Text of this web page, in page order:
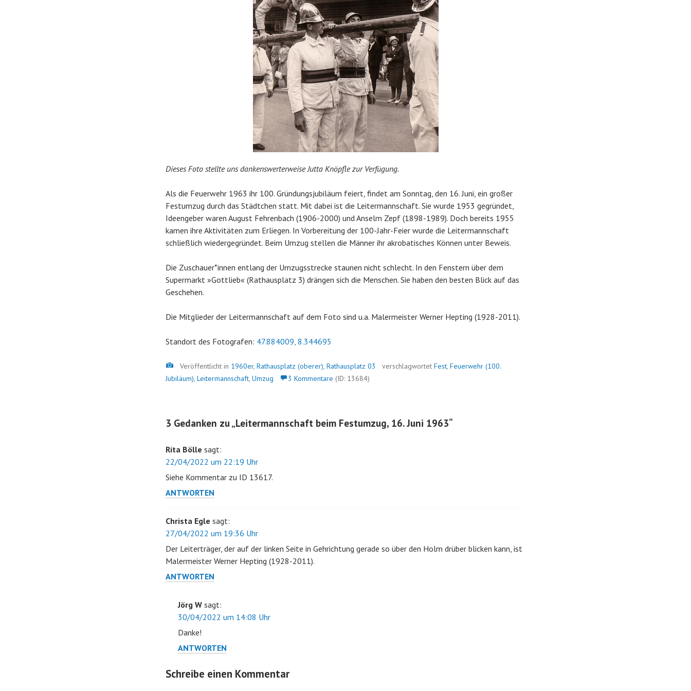
Dieses Foto stellte uns dankenswerterweise Jutta Knöpfle zur Verfügung.
Als die Feuerwehr 1963 ihr 100. Gründungsjubiläum feiert, findet am Sonntag, den 16. Juni, ein großer
Festumzug durch das Städtchen statt. Mit dabei ist die Leitermannschaft. Sie wurde 1953 gegründet,
Ideengeber waren August Fehrenbach (1906-2000) und Anselm Zepf (1898-1989). Doch bereits 1955
kamen ihre Aktivitäten zum Erliegen. In Vorbereitung der 100-Jahr-Feier wurde die Leitermannschaft
schließlich wiedergegründet. Beim Umzug stellen die Männer ihr akrobatisches Können unter Beweis.
Die Zuschauer*innen entlang der Umzugsstrecke staunen nicht schlecht. In den Fenstern über dem
Supermarkt »Gottlieb« (Rathausplatz 3) drängen sich die Menschen. Sie haben den besten Blick auf das
Geschehen.
Die Mitglieder der Leitermannschaft auf dem Foto sind u.a. Malermeister Werner Hepting (1928-2011).
Standort des Fotografen: 47.884009, 8.344695
Bild
Veröffentlicht in 1960er, Rathausplatz (oberer), Rathausplatz 03 verschlagwortet Fest, Feuerwehr (100.
Jubiläum), Leitermannschaft, Umzug 3 Kommentare (ID: 13684)
3 Gedanken zu „Leitermannschaft beim Festumzug, 16. Juni 1963“
Rita Bölle sagt:
22/04/2022 um 22:19 Uhr
Siehe Kommentar zu ID 13617.
ANTWORTEN
Christa Egle sagt:
27/04/2022 um 19:36 Uhr
Der Leiterträger, der auf der linken Seite in Gehrichtung gerade so über den Holm drüber blicken kann, ist
Malermeister Werner Hepting (1928-2011).
ANTWORTEN
Jörg W sagt:
30/04/2022 um 14:08 Uhr
Danke!
ANTWORTEN
Schreibe einen Kommentar